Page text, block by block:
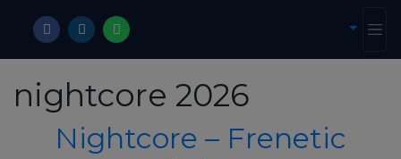
nightcore 2026
Nightcore – Frenetic